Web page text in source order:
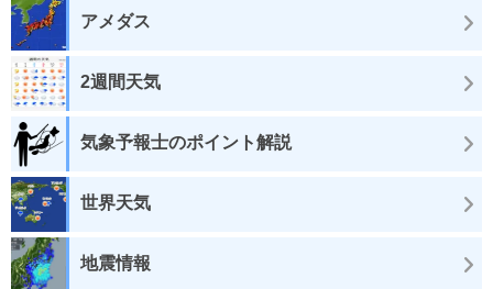
アメダス
2週間天気
気象予報士のポイント解説
世界天気
地震情報